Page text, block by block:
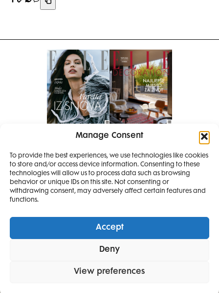
Manage Consent
To provide the best experiences, we use technologies like cookies
to store and/or access device information. Consenting to these
technologies will allow us to process data such as browsing
behavior or unique IDs on this site. Not consenting or
withdrawing consent, may adversely affect certain features and
functions.
Accept
Deny
View preferences
Pretplati se na časopis
PRETPLATITE SE
Elle ProjectsElle Beauty AwardsElle Style Awards
LifestyleDecoration
SMANJI
4 IZDANJA
I 2 IZDANJA ELLE
DECORATIONA +
POKLON
SAMO